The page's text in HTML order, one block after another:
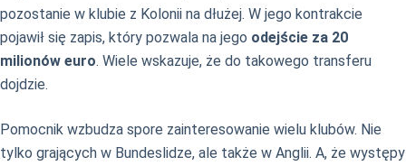
pozostanie w klubie z Kolonii na dłużej. W jego kontrakcie
pojawił się zapis, który pozwala na jego odejście za 20
milionów euro. Wiele wskazuje, że do takowego transferu
dojdzie.
Pomocnik wzbudza spore zainteresowanie wielu klubów. Nie
tylko grających w Bundeslidze, ale także w Anglii. A, że występy